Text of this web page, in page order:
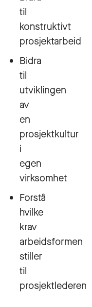
til
konstruktivt
prosjektarbeid
Bidra
til
utviklingen
av
en
prosjektkultur
i
egen
virksomhet
Forstå
hvilke
krav
arbeidsformen
stiller
til
prosjektlederen